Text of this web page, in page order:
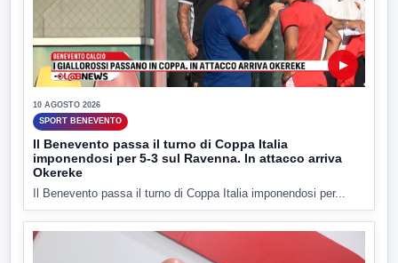
▶
10 AGOSTO 2026
SPORT BENEVENTO
Il Benevento passa il turno di Coppa Italia
imponendosi per 5-3 sul Ravenna. In attacco arriva
Okereke
Il Benevento passa il turno di Coppa Italia imponendosi per...